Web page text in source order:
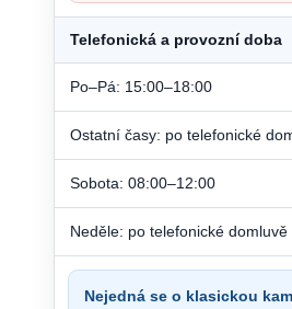
Telefonická a provozní doba
Po–Pá: 15:00–18:00
Ostatní časy: po telefonické
Sobota: 08:00–12:00
Neděle: po telefonické domluvě
Nejedná se o klasickou